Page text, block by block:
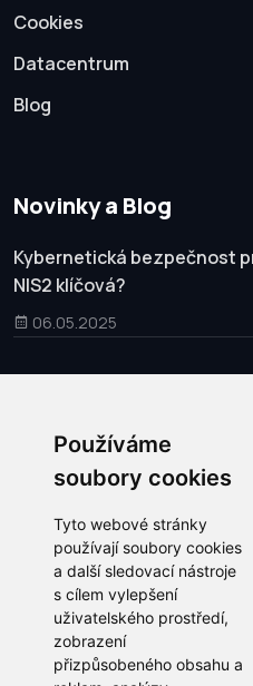
Používáme
soubory cookies
Tyto webové stránky
používají soubory cookies
a další sledovací nástroje
s cílem vylepšení
uživatelského prostředí,
zobrazení
přizpůsobeného obsahu a
Cookies
Datacentrum
Blog
Novinky a Blog
Kybernetická bezpečnost
NIS2 klíčová?
06.05.2025
Kybernetická bezpečnost
03.04.2025
Zálohování firemních dat:
kontinuitě podnikání
13.11.2024
PHP 8.3 dostupné na
01.12.2023